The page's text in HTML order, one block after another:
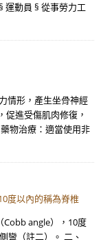
運動員 § 從事勞力工
情形，產生坐骨神經
促進受傷肌肉修復，
物治療：適當使用非
度以內的稱為脊椎
Cobb angle），10度
彎（註二）。 二、